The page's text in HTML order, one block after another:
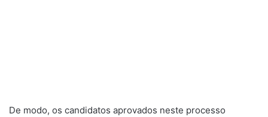
De modo, os candidatos aprovados neste processo